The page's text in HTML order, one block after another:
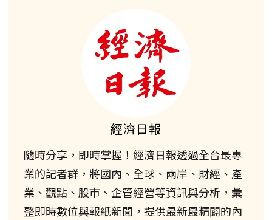
經濟日報
隨時分享，即時掌握！經濟日報透過全台最專
業的記者群，將國內、全球、兩岸、財經、產
業、觀點、股市、企管經營等資訊與分析，彙
整即時數位與報紙新聞，提供最新最精闢的內